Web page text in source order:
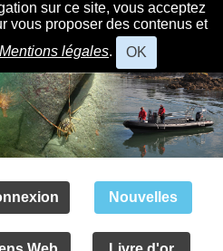
sur ce site, vous acceptez
vous proposer des contenus et
Mentions légales. OK
Nouvelles